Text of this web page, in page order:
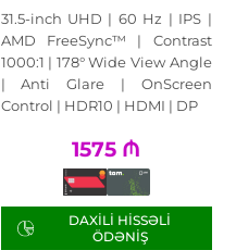
31.5-inch UHD | 60 Hz | IPS |
AMD FreeSync™ | Contrast
1000:1 | 178° Wide View Angle
| Anti Glare | OnScreen
Control | HDR10 | HDMI | DP
1575 ₼
DAXILI HISSƏLI
ÖDƏNIŞ